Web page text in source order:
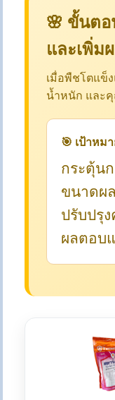
🌸 ขั้นตอ
และเพิ่ม
เมื่อพืชโตแข็
น้ำหนัก และ
🎯 เป้าห
กระตุ้น
ขนาดผ
ปรับปรุ
ผลตอบ